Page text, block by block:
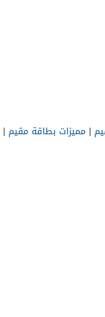
| مميزات بطاقة مقيم |